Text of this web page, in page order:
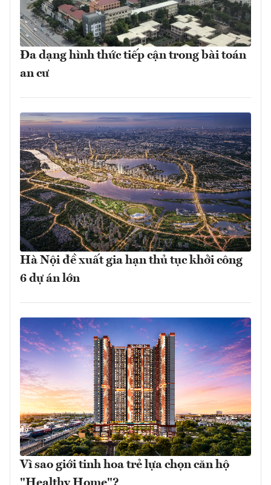
Đa dạng hình thức tiếp cận trong bài toán
an cư
Hà Nội đề xuất gia hạn thủ tục khởi công
6 dự án lớn
Vì sao giới tinh hoa trẻ lựa chọn căn hộ